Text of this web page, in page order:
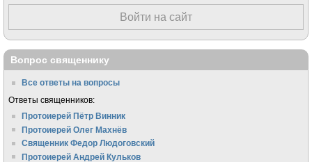
Войти на сайт
Вопрос священнику
Все ответы на вопросы
Ответы священников:
Протоиерей Пётр Винник
Протоиерей Олег Махнёв
Священник Федор Людоговский
Протоиерей Андрей Кульков